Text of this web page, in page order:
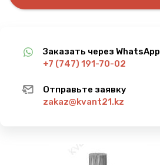
Заказать через WhatsApp
+7 (747) 191-70-02
Отправьте заявку
zakaz@kvant21.kz